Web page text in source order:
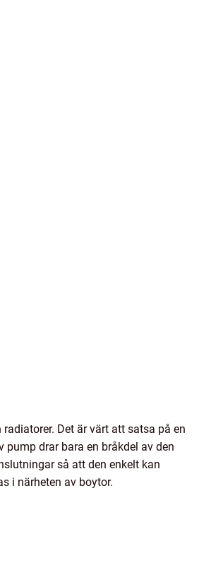
Det är värt att satsa på en
drar bara en bråkdel av den
så att den enkelt kan
i närheten av boytor.